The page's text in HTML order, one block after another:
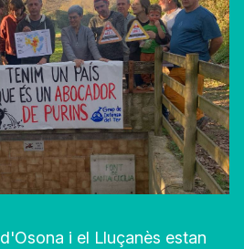
i el Lluçanès estan